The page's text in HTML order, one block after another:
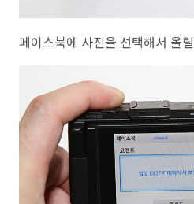
페이스북에 사진을 선택해서 올